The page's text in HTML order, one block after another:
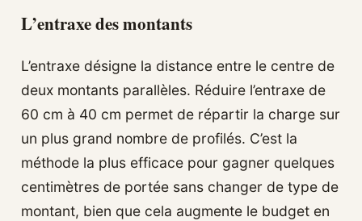
L’entraxe des montants
L’entraxe désigne la distance entre le centre de
deux montants parallèles. Réduire l’entraxe de
60 cm à 40 cm permet de répartir la charge sur
un plus grand nombre de profilés. C’est la
méthode la plus efficace pour gagner quelques
centimètres de portée sans changer de type de
montant, bien que cela augmente le budget en